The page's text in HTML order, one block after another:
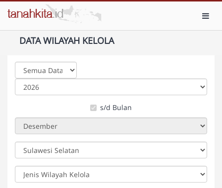
DATA WILAYAH KELOLA
s/d Bulan